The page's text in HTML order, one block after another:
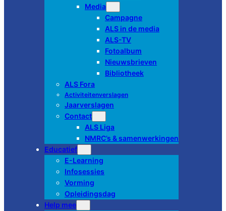
Media
Campagne
ALS in de media
ALS-TV
Fotoalbum
Nieuwsbrieven
Bibliotheek
ALS Fora
Activiteitenverslagen
Jaarverslagen
Contact
ALS Liga
NMRC’s & samenwerkingen
Educatief
E-Learning
Infosessies
Vorming
Opleidingsdag
Help mee